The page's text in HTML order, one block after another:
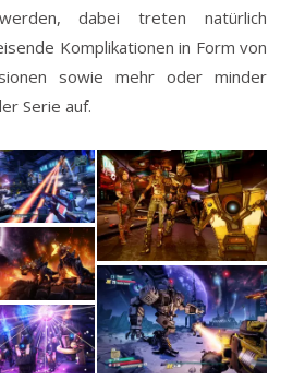
dabei treten natürlich
Komplikationen in Form von
sowie mehr oder minder
Serie auf.